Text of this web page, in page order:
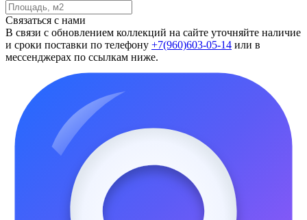
Связаться с нами
В связи с обновлением коллекций на сайте уточняйте наличие
и сроки поставки по телефону +7(960)603-05-14 или в
мессенджерах по ссылкам ниже.